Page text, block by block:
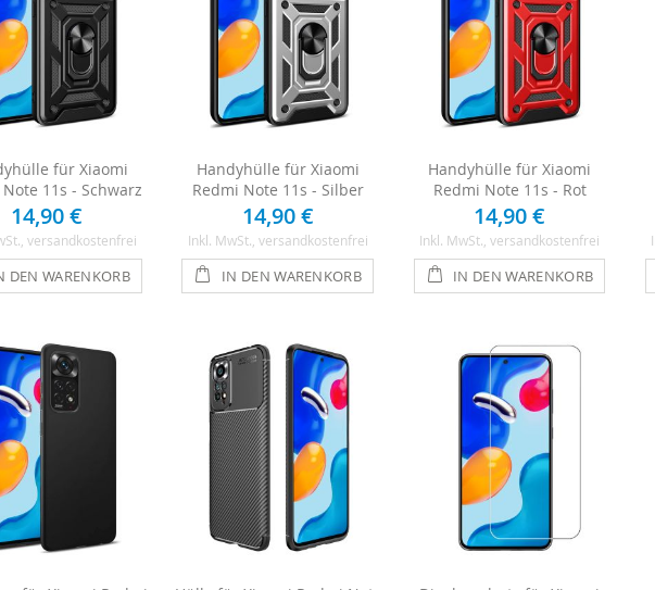
für Xiaomi
11s - Schwarz
14,90 €
, versandkostenfrei
DEN WARENKORB
Handyhülle für Xiaomi
Redmi Note 11s - Silber
14,90 €
Inkl. MwSt., versandkostenfrei
IN DEN WARENKORB
Handyhülle für Xiaomi
Redmi Note 11s - Rot
14,90 €
Inkl. MwSt., versandkostenfrei
IN DEN WARENKORB